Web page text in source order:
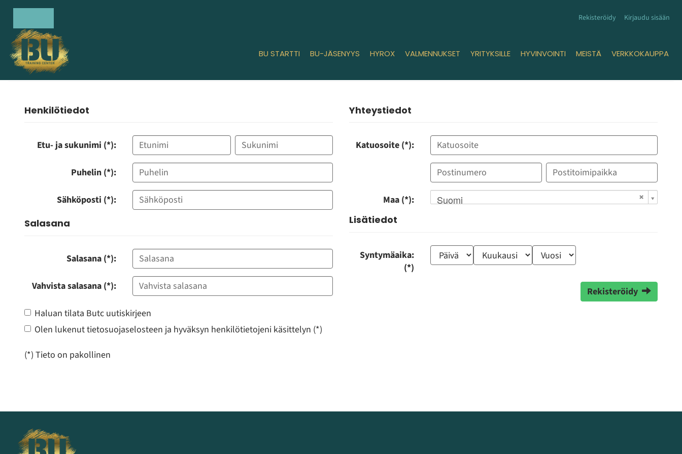
Rekisteröidy Kirjaudu sisään
BU STARTTI BU-JÄSENYYS HYROX VALMENNUKSET YRITYKSILLE HYVINVOINTI MEISTÄ VERKKOKAUPPA
Henkilötiedot
Etu- ja sukunimi (*):
Puhelin (*):
Sähköposti (*):
Salasana
Salasana (*):
Vahvista salasana (*):
Yhteystiedot
Katuosoite (*):
Maa (*): Suomi
Lisätiedot
Syntymäaika:
(*)
Rekisteröidy
Haluan tilata Butc uutiskirjeen
Olen lukenuttietosuojaselosteen ja hyväksyn henkilötietojeni käsittelyn (*)
(*) Tieto on pakollinen